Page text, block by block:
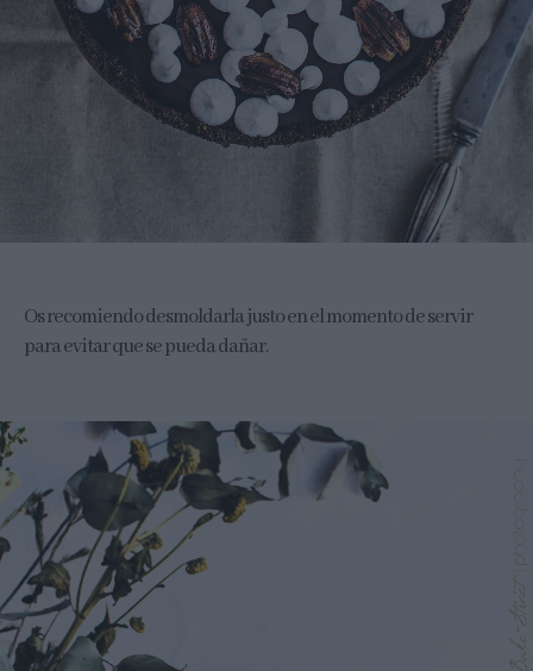
Os recomiendo desmoldarla justo en el momento de servir
para evitar que se pueda dañar.